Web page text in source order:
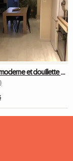
Colocation moderne et douillette Cenon/Bastide – 2 chambres disponibles